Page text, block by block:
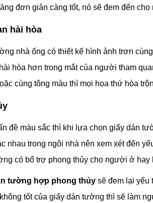
đơn giản càng tốt, nó sẽ đem đến
hài hòa
nhà ống có thiết kế hình ảnh trơn
hòa hơn trong mắt của người tham
cùng tông màu thì mọi họa thứ hòa
đề màu sắc thì khi lựa chọn giấy dán
nhau trong ngôi nhà nên xem xét đến
có bổ trợ phong thủy cho người ở hay
tường hợp phong thủy sẽ đem lại yếu
tốt của giấy dán tường thì sẽ làm